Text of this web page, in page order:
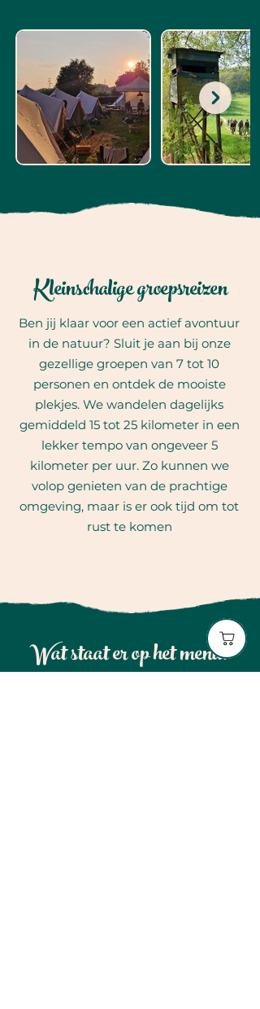
Kleinschalige groepsreizen
Ben jij klaar voor een actief avontuur
in de natuur? Sluit je aan bij onze
gezellige groepen van 7 tot 10
personen en ontdek de mooiste
plekjes. We wandelen dagelijks
gemiddeld 15 tot 25 kilometer in een
lekker tempo van ongeveer 5
kilometer per uur. Zo kunnen we
volop genieten van de prachtige
omgeving, maar is er ook tijd om tot
rust te komen
Wat staat er op het menu?